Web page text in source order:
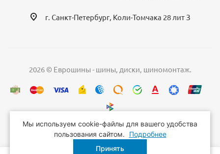
г. Санкт-Петербург, Коли-Томчака 28 лит З
2026 © Еврошины - шины, диски, шиномонтаж.
Мы используем cookie-файлы для вашего удобства
пользования сайтом.
Подробнее
Принять